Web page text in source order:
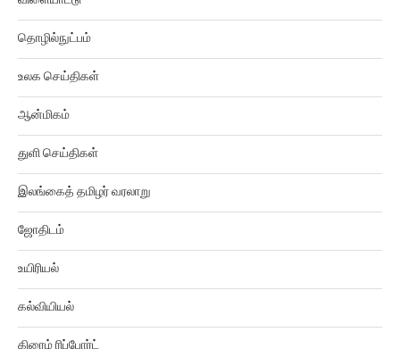
தொழில்நுட்பம்
உலக செய்திகள்
ஆன்மிகம்
துளி செய்திகள்
இலங்கைத் தமிழர் வரலாறு
ஜோதிடம்
உயிரியல்
கல்வியியல்
கிரைம் ரிப்போர்ட்